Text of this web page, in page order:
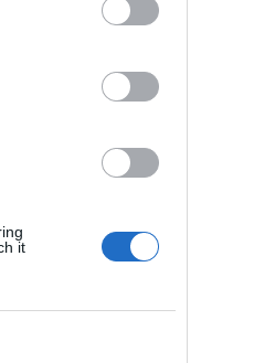
it
Club?